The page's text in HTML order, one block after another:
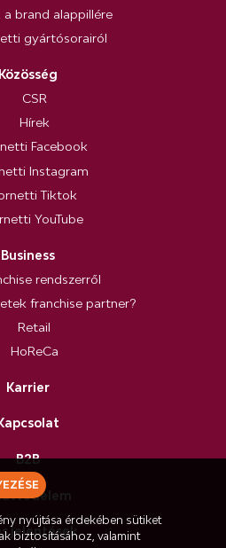
a brand alappillére
gyártósorairól
Közösség
CSR
Hírek
Facebook
Instagram
Tiktok
YouTube
Business
rendszerről
franchise partner?
Retail
HoReCa
Karrier
B2B
jelentések
nyújtása érdekében sütiket
biztosításához, valamint